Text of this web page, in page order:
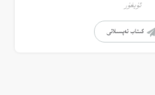
ئۇيغۇر
كىتاب تەپسىلاتى